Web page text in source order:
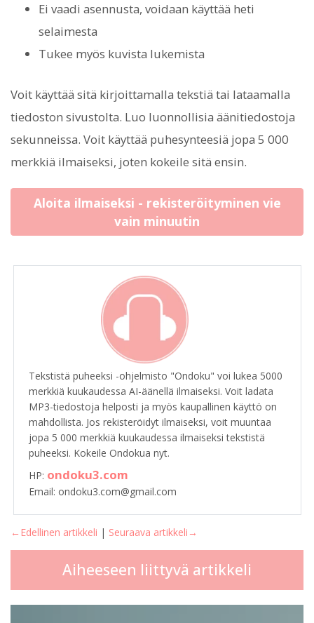
Ei vaadi asennusta, voidaan käyttää heti
selaimesta
Tukee myös kuvista lukemista
Voit käyttää sitä kirjoittamalla tekstiä tai lataamalla
tiedoston sivustolta. Luo luonnollisia äänitiedostoja
sekunneissa. Voit käyttää puhesynteesiä jopa 5 000
merkkiä ilmaiseksi, joten kokeile sitä ensin.
Aloita ilmaiseksi - rekisteröityminen vie
vain minuutin
Tekstistä puheeksi -ohjelmisto "Ondoku" voi lukea 5000
merkkiä kuukaudessa AI-äänellä ilmaiseksi. Voit ladata
MP3-tiedostoja helposti ja myös kaupallinen käyttö on
mahdollista. Jos rekisteröidyt ilmaiseksi, voit muuntaa
jopa 5 000 merkkiä kuukaudessa ilmaiseksi tekstistä
puheeksi. Kokeile Ondokua nyt.
HP: ondoku3.com
Email: ondoku3.com@gmail.com
←Edellinen artikkeli | Seuraava artikkeli→
Aiheeseen liittyvä artikkeli